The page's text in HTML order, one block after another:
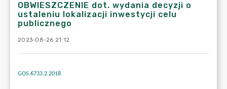
OBWIESZCZENIE dot. wydania decyzji o
ustaleniu lokalizacji inwestycji celu
publicznego
2023-08-26 21:12